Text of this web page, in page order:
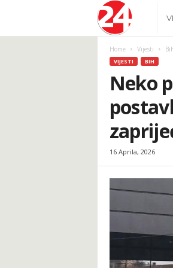
.
b
a
Home Vijesti
VIJESTI BIH
Neko
16 Aprila, 2026